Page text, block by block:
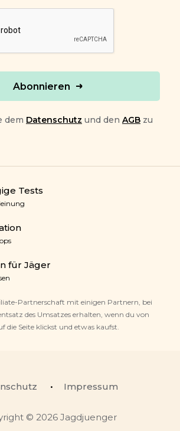
Abonnieren
dem Datenschutz und den AGB zu
Tests
für Jäger
Partnerschaft mit einigen Partnern, bei
des Umsatzes erhalten, wenn du von
die Seite klickst und etwas kaufst.
© 2026 Jagdjuenger
Impressum